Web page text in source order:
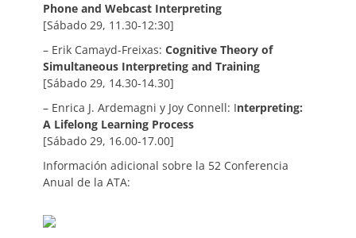
Phone and Webcast Interpreting
[Sábado 29, 11.30-12:30]
– Erik Camayd-Freixas: Cognitive Theory of
Simultaneous Interpreting and Training
[Sábado 29, 14.30-14.30]
– Enrica J. Ardemagni y Joy Connell: Interpreting:
A Lifelong Learning Process
[Sábado 29, 16.00-17.00]
Información adicional sobre la 52 Conferencia
Anual de la ATA: